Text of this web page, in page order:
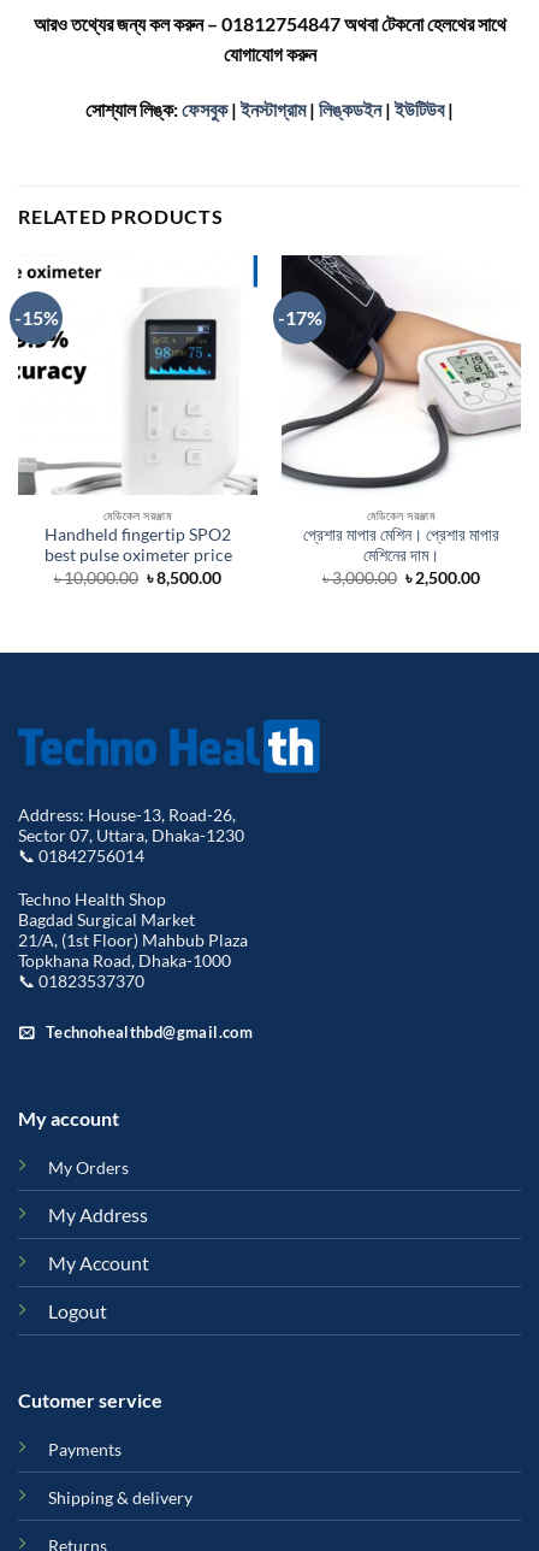
আরও তথ্যের জন্য কল করুন – 01812754847 অথবা টেকনো হেলথের সাথে
যোগাযোগ করুন
সোশ্যাল লিঙ্ক:ফেসবুক|ইনস্টাগ্রাম| লিঙ্কডইন|ইউটিউব|
RELATED PRODUCTS
-15%
মেডিকেল সরঞ্জাম
Handheld fingertip SPO2
best pulse oximeter price
৳10,000.00 Original
price
৳8,500.00Current
-17%
মেডিকেল সরঞ্জাম
প্রেশার মাপার মেশিন। প্রেশার মাপার
মেশিনের দাম।
৳3,000.00 Original
price
৳2,500.00Current
Address: House-13, Road-26,
Sector 07, Uttara, Dhaka-1230
📞 01842756014
Techno Health Shop
Bagdad Surgical Market
21/A, (1st Floor) Mahbub Plaza
Topkhana Road, Dhaka-1000
📞 01823537370
Technohealthbd@gmail.com
My account
My Orders
My Address
My Account
Logout
Cutomer service
Payments
Shipping & delivery
Returns